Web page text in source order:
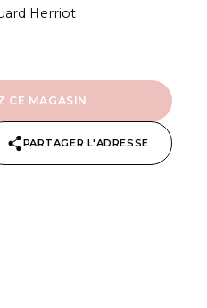
Herriot
CE MAGASIN
PARTAGER L'ADRESSE